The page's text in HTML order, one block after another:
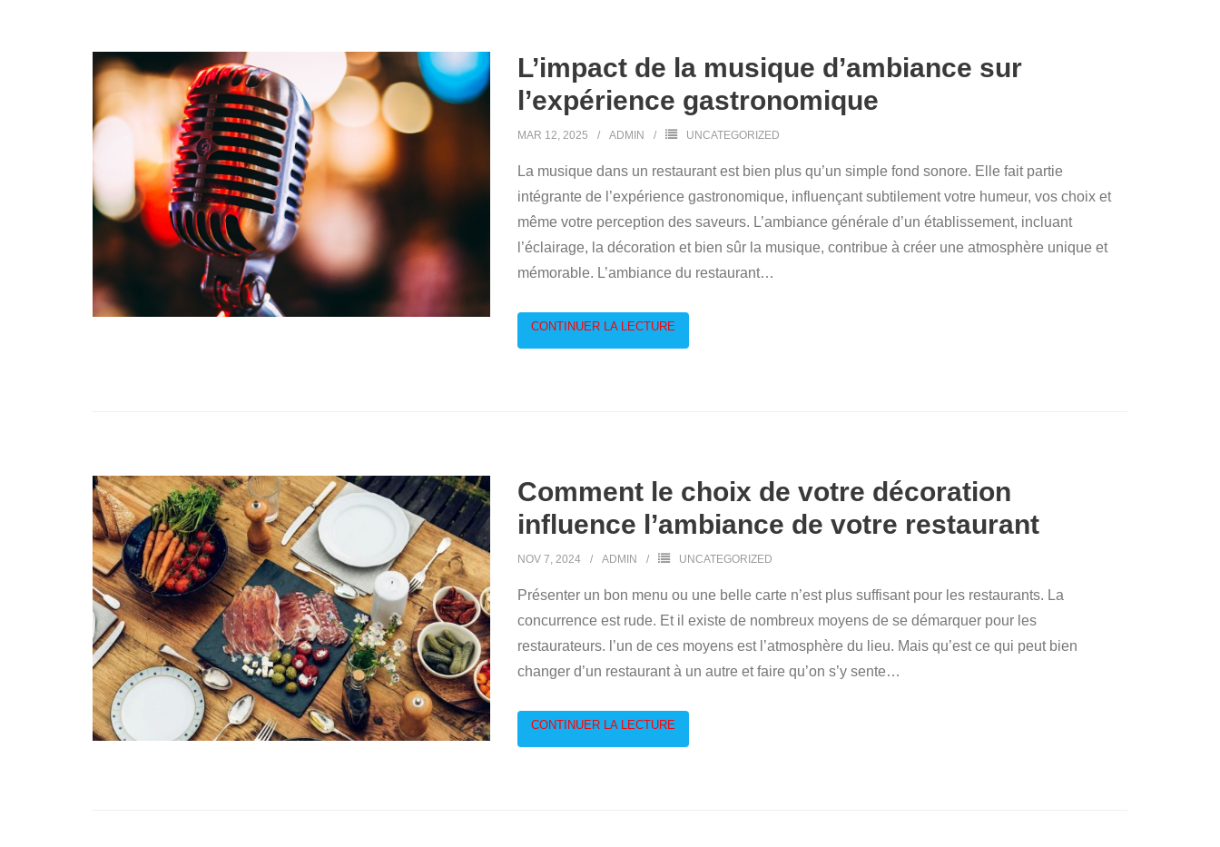
L’impact de la musique d’ambiance sur
l’expérience gastronomique
MAR 12, 2025 ADMIN UNCATEGORIZED
La musique dans un restaurant est bien plus qu’un simple fond sonore. Elle fait partie
intégrante de l’expérience gastronomique, influençant subtilement votre humeur, vos choix et
même votre perception des saveurs. L’ambiance générale d’un établissement, incluant
l’éclairage, la décoration et bien sûr la musique, contribue à créer une atmosphère unique et
mémorable. L’ambiance du restaurant…
Comment le choix de votre décoration
influence l’ambiance de votre restaurant
NOV 7, 2024 ADMIN UNCATEGORIZED
Présenter un bon menu ou une belle carte n’est plus suffisant pour les restaurants. La
concurrence est rude. Et il existe de nombreux moyens de se démarquer pour les
restaurateurs. l’un de ces moyens est l’atmosphère du lieu. Mais qu’est ce qui peut bien
changer d’un restaurant à un autre et faire qu’on s’y sente…